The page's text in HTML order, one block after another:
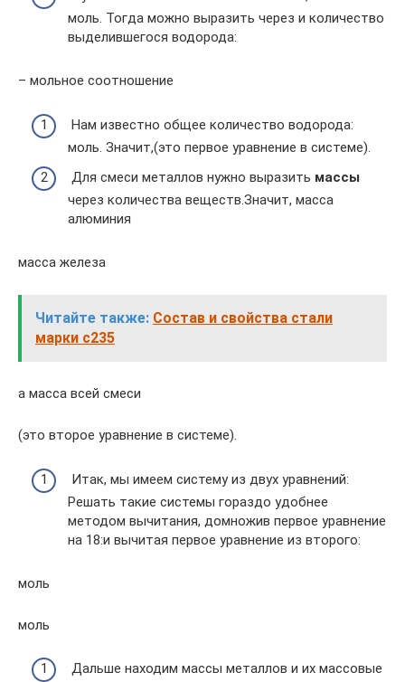
моль. Тогда можно выразить через и количество
выделившегося водорода:
– мольное соотношение
Нам известно общее количество водорода:
моль. Значит,(это первое уравнение в системе).
Для смеси металлов нужно выразить массы
через количества веществ.Значит, масса
алюминия
масса железа
Читайте также: Состав и свойства стали
марки с235
а масса всей смеси
(это второе уравнение в системе).
Итак, мы имеем систему из двух уравнений:
Решать такие системы гораздо удобнее
методом вычитания, домножив первое уравнение
на 18:и вычитая первое уравнение из второго:
моль
моль
Дальше находим массы металлов и их массовые